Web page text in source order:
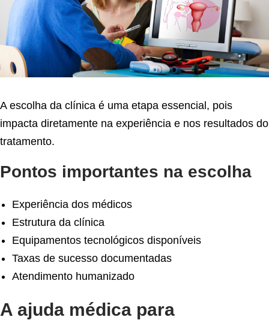
A escolha da clínica é uma etapa essencial, pois
impacta diretamente na experiência e nos resultados do
tratamento.
Pontos importantes na escolha
Experiência dos médicos
Estrutura da clínica
Equipamentos tecnológicos disponíveis
Taxas de sucesso documentadas
Atendimento humanizado
A ajuda médica para